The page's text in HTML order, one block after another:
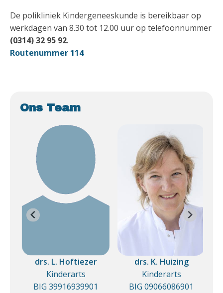
Ons Team
drs. L. Hoftiezer
Kinderarts
BIG 39916939901
drs. K. Huizing
Kinderarts
BIG 09066086901
De polikliniek Kindergeneeskunde is bereikbaar op
werkdagen van 8.30 tot 12.00 uur op telefoonnummer
(0314) 32 95 92.
Routenummer 114